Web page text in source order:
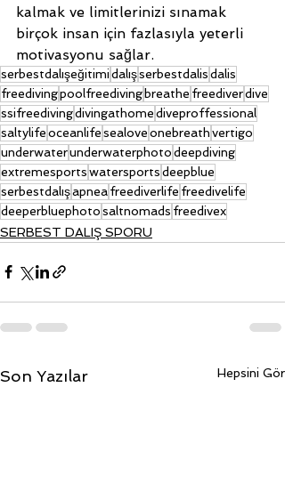
kalmak ve limitlerinizi sınamak
birçok insan için fazlasıyla yeterli
motivasyonu sağlar.
serbestdalışeğitimidalışserbestdalisdalis
freedivingpoolfreediving breathe freediverdive
ssifreedivingdivingathomediveproffessional
saltylifeoceanlifesealoveonebreathvertigo
underwaterunderwaterphotodeepdiving
extremesportswatersportsdeepblue
serbestdalışapneafreediverlife freedivelife
deeperbluephotosaltnomads freedivex
SERBEST DALIŞ SPORU
Son Yazılar Hepsini Gör